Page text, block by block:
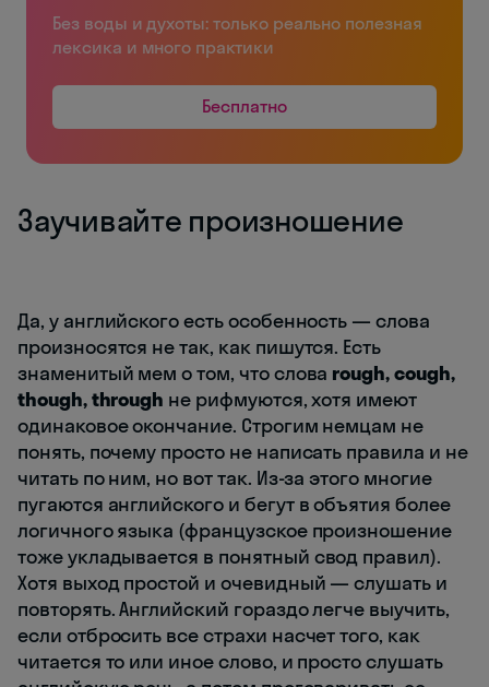
Без воды и духоты: только реально полезная
лексика и много практики
Бесплатно
Заучивайте произношение
Да, у английского есть особенность — слова
произносятся не так, как пишутся. Есть
знаменитый мем о том, что слова rough, cough,
though, through не рифмуются, хотя имеют
одинаковое окончание. Строгим немцам не
понять, почему просто не написать правила и не
читать по ним, но вот так. Из-за этого многие
пугаются английского и бегут в объятия более
логичного языка (французское произношение
тоже укладывается в понятный свод правил).
Хотя выход простой и очевидный — слушать и
повторять. Английский гораздо легче выучить,
если отбросить все страхи насчет того, как
читается то или иное слово, и просто слушать